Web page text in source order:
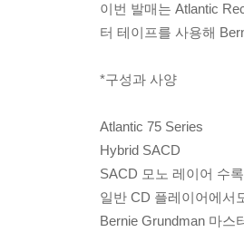
이번 발매는 Atlantic
터 테이프를 사용해
*구성과 사양
Atlantic 75 Series
Hybrid SACD
SACD 모노 레이어 수록
일반 CD 플레이어에서
Bernie Grundman 마스